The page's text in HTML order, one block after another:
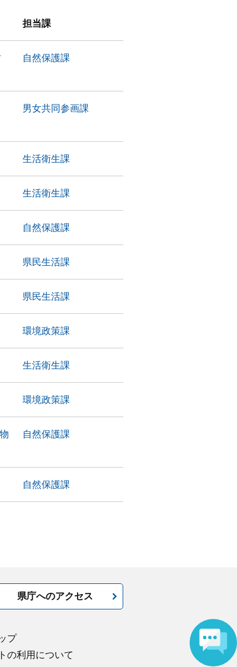
担当課
自然保護課
男女共同参画課
生活衛生課
生活衛生課
自然保護課
県民生活課
県民生活課
環境政策課
生活衛生課
環境政策課
自然保護課
自然保護課
県庁へのアクセス
プ
の利用について